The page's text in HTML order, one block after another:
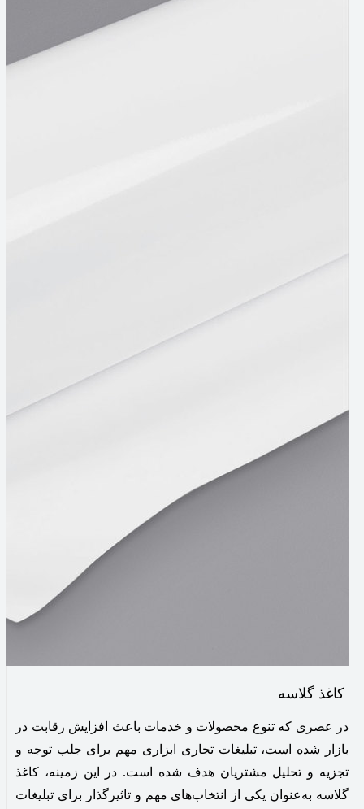
کاغذ گلاسه
در عصری که تنوع محصولات و خدمات باعث افزایش رقابت در
بازار شده است، تبلیغات تجاری ابزاری مهم برای جلب توجه و
تجزیه و تحلیل مشتریان هدف شده است. در این زمینه، کاغذ
گلاسه به‌عنوان یکی از انتخاب‌های مهم و تاثیرگذار برای تبلیغات